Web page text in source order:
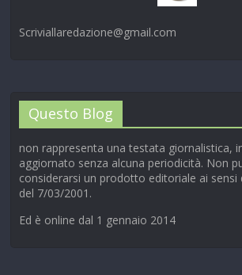
Scriviallaredazione@gmail.com
Questo Blog
non rappresenta una testata giornalistica,
aggiornato senza alcuna periodicità. Non
considerarsi un prodotto editoriale ai sensi
del 7/03/2001.
Ed è online dal 1 gennaio 2014